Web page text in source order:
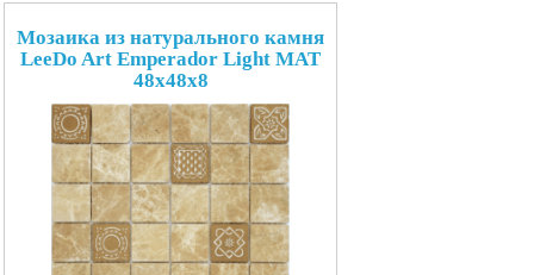
Мозаика из натурального камня
LeeDo Art Emperador Light MAT
48x48x8